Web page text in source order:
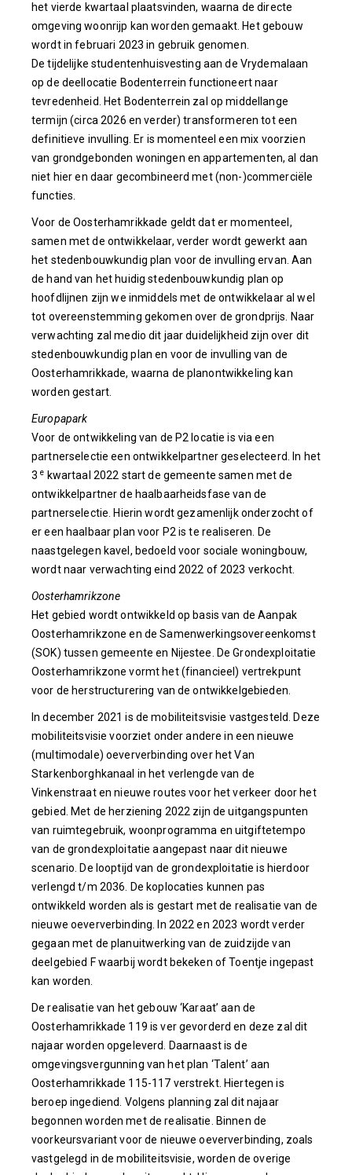
het vierde kwartaal plaatsvinden, waarna de directe
omgeving woonrijp kan worden gemaakt. Het gebouw
wordt in februari 2023 in gebruik genomen.
De tijdelijke studentenhuisvesting aan de Vrydemalaan
op de deellocatie Bodenterrein functioneert naar
tevredenheid. Het Bodenterrein zal op middellange
termijn (circa 2026 en verder) transformeren tot een
definitieve invulling. Er is momenteel een mix voorzien
van grondgebonden woningen en appartementen, al dan
niet hier en daar gecombineerd met (non-)commerciële
functies.
Voor de Oosterhamrikkade geldt dat er momenteel,
samen met de ontwikkelaar, verder wordt gewerkt aan
het stedenbouwkundig plan voor de invulling ervan. Aan
de hand van het huidig stedenbouwkundig plan op
hoofdlijnen zijn we inmiddels met de ontwikkelaar al wel
tot overeenstemming gekomen over de grondprijs. Naar
verwachting zal medio dit jaar duidelijkheid zijn over dit
stedenbouwkundig plan en voor de invulling van de
Oosterhamrikkade, waarna de planontwikkeling kan
worden gestart.
Europapark
Voor de ontwikkeling van de P2 locatie is via een
partnerselectie een ontwikkelpartner geselecteerd. In het
3 e kwartaal 2022 start de gemeente samen met de
ontwikkelpartner de haalbaarheidsfase van de
partnerselectie. Hierin wordt gezamenlijk onderzocht of
er een haalbaar plan voor P2 is te realiseren. De
naastgelegen kavel, bedoeld voor sociale woningbouw,
wordt naar verwachting eind 2022 of 2023 verkocht.
Oosterhamrikzone
Het gebied wordt ontwikkeld op basis van de Aanpak
Oosterhamrikzone en de Samenwerkingsovereenkomst
(SOK) tussen gemeente en Nijestee. De Grondexploitatie
Oosterhamrikzone vormt het (financieel) vertrekpunt
voor de herstructurering van de ontwikkelgebieden.
In december 2021 is de mobiliteitsvisie vastgesteld. Deze
mobiliteitsvisie voorziet onder andere in een nieuwe
(multimodale) oeververbinding over het Van
Starkenborghkanaal in het verlengde van de
Vinkenstraat en nieuwe routes voor het verkeer door het
gebied. Met de herziening 2022 zijn de uitgangspunten
van ruimtegebruik, woonprogramma en uitgiftetempo
van de grondexploitatie aangepast naar dit nieuwe
scenario. De looptijd van de grondexploitatie is hierdoor
verlengd t/m 2036. De koplocaties kunnen pas
ontwikkeld worden als is gestart met de realisatie van de
nieuwe oeververbinding. In 2022 en 2023 wordt verder
gegaan met de planuitwerking van de zuidzijde van
deelgebied F waarbij wordt bekeken of Toentje ingepast
kan worden.
De realisatie van het gebouw ‘Karaat’ aan de
Oosterhamrikkade 119 is ver gevorderd en deze zal dit
najaar worden opgeleverd. Daarnaast is de
omgevingsvergunning van het plan ‘Talent’ aan
Oosterhamrikkade 115-117 verstrekt. Hiertegen is
beroep ingediend. Volgens planning zal dit najaar
begonnen worden met de realisatie. Binnen de
voorkeursvariant voor de nieuwe oeververbinding, zoals
vastgelegd in de mobiliteitsvisie, worden de overige